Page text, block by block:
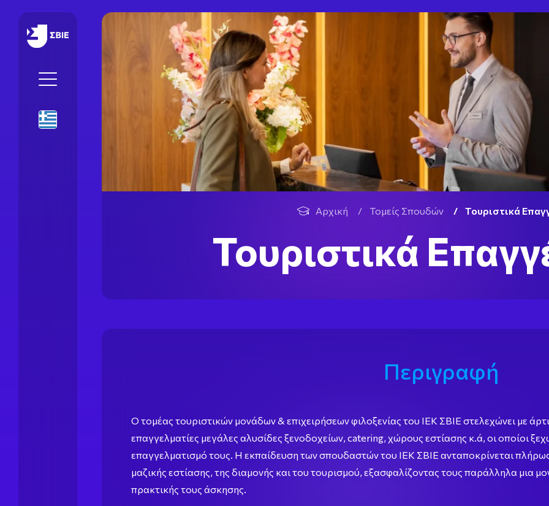
IEK SBIE
El
Αρχική / Τομείς Σπουδών / Τουριστικά
Τουριστικά
Περιγραφή
Ο τομέας τουριστικών μονάδων & επιχειρήσεων φιλοξενίας του ΙΕΚ ΣΒΙΕ στελεχώνει με
επαγγελματίες μεγάλες αλυσίδες ξενοδοχείων, catering, χώρους εστίασης κ.ά, οι οποίοι
επαγγελματισμό τους. Η εκπαίδευση των σπουδαστών του ΙΕΚ ΣΒΙΕ ανταποκρίνεται
μαζικής εστίασης, της διαμονής και του τουρισμού, εξασφαλίζοντας τους παράλληλα μια
πρακτικής τους άσκησης.